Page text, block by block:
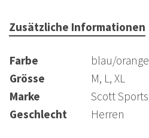
Zusätzliche Informationen
Farbe
blau/orange
Grösse
M, L, XL
Marke
Scott Sports
Geschlecht
Herren